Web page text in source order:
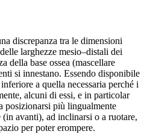
discrepanza tra le dimensioni
larghezze mesio–distali dei
della base ossea (mascellare
si innestano. Essendo disponibile
a quella necessaria perché i
alcuni di essi, e in particolar
posizionarsi più lingualmente
avanti), ad inclinarsi o a ruotare,
per poter erompere.